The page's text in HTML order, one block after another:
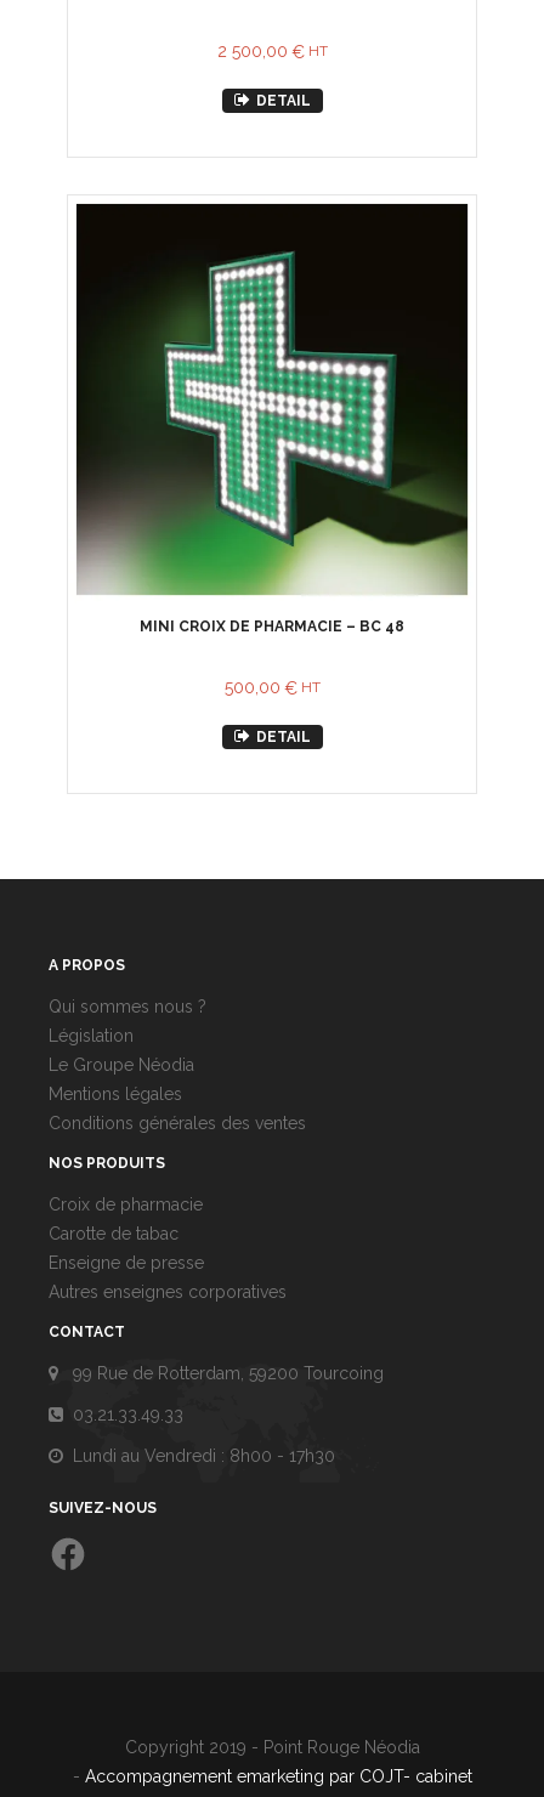
2 500,00 € HT
DETAIL
MINI CROIX DE PHARMACIE – BC 48
500,00 € HT
DETAIL
A PROPOS
Qui sommes nous ?
Législation
Le Groupe Néodia
Mentions légales
Conditions générales des ventes
NOS PRODUITS
Croix de pharmacie
Carotte de tabac
Enseigne de presse
Autres enseignes corporatives
CONTACT
99 Rue de Rotterdam, 59200 Tourcoing
03.21.33.49.33
Lundi au Vendredi : 8h00 - 17h30
SUIVEZ-NOUS
Facebook
Copyright 2019 - Point Rouge Néodia
- Accompagnement emarketing par COJT- cabinet